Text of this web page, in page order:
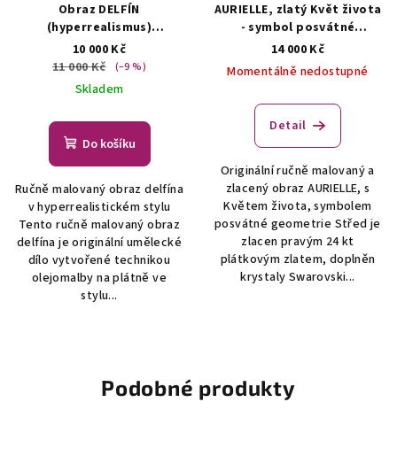
Obraz DELFÍN
(hyperrealismus)
Hyperrealistická
olejomalba
10 000 Kč
11 000 Kč
(–9 %)
Skladem
Do košíku
Ručně malovaný obraz delfína
v hyperrealistickém stylu
Tento ručně malovaný obraz
delfína je originální umělecké
dílo vytvořené technikou
olejomalby na plátně ve
stylu...
AURIELLE, zlatý Květ života
- symbol posvátné
geometrie (obraz)
Autorská malba
14 000 Kč
Momentálně nedostupné
Detail
Originální ručně malovaný a
zlacený obraz AURIELLE, s
Květem života, symbolem
posvátné geometrie Střed je
zlacen pravým 24 kt
plátkovým zlatem, doplněn
krystaly Swarovski...
Podobné produkty